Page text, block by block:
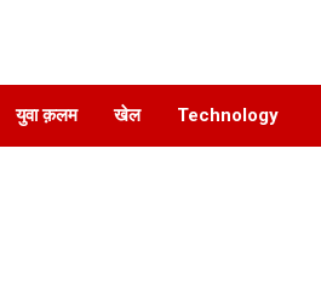
युवा क़लम खेल Technology